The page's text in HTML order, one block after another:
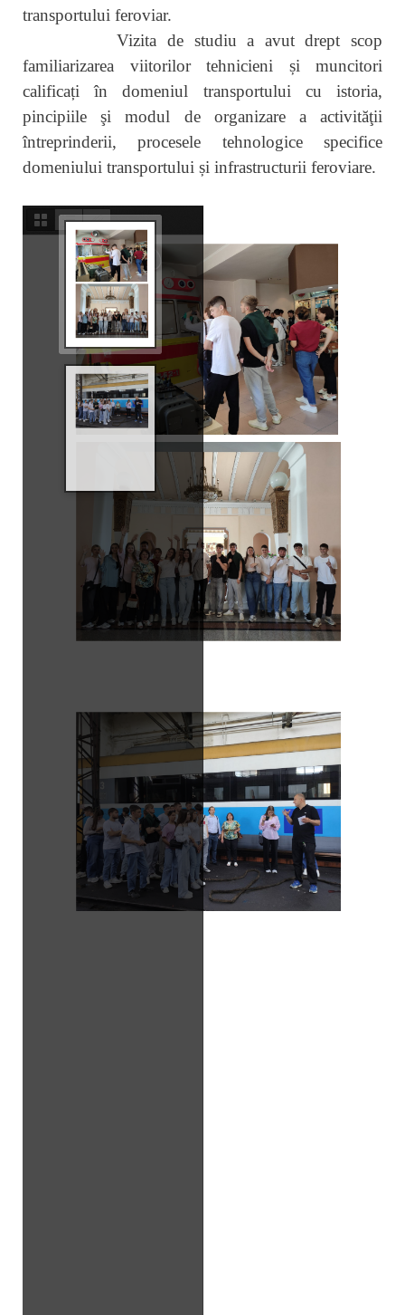
transportului feroviar.
Vizita de studiu a avut drept scop
familiarizarea viitorilor tehnicieni și muncitori
calificați în domeniul transportului cu istoria,
pincipiile şi modul de organizare a activităţii
întreprinderii, procesele tehnologice specifice
domeniului transportului și infrastructurii feroviare.